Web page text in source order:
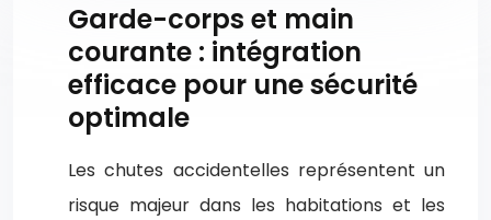
Garde-corps et main
courante : intégration
efficace pour une sécurité
optimale
Les chutes accidentelles représentent un
risque majeur dans les habitations et les